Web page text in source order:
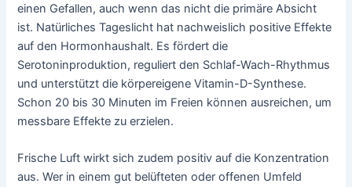
einen Gefallen, auch wenn das nicht die primäre Absicht
ist. Natürliches Tageslicht hat nachweislich positive Effekte
auf den Hormonhaushalt. Es fördert die
Serotoninproduktion, reguliert den Schlaf-Wach-Rhythmus
und unterstützt die körpereigene Vitamin-D-Synthese.
Schon 20 bis 30 Minuten im Freien können ausreichen, um
messbare Effekte zu erzielen.
Frische Luft wirkt sich zudem positiv auf die Konzentration
aus. Wer in einem gut belüfteten oder offenen Umfeld